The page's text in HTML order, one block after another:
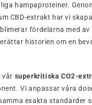
hampaproteiner.
CBD-extrakt har vi
fördelarna med av
historien om en
vår superkritiska CO2-
Vi anpassar våra
exakta standarder